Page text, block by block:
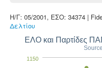
Η/Γ: 05/2001, ΕΣΟ: 34374 |
Δελτίου
ΕΛΟ και Παρτίδες
1150